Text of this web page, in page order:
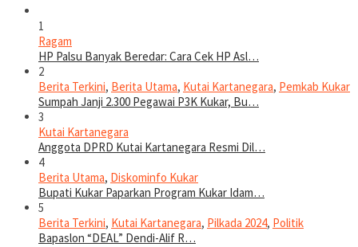
1
Ragam
HP Palsu Banyak Beredar: Cara Cek HP Asl…
2
Berita Terkini, Berita Utama, Kutai Kartanegara, Pemkab Kukar
Sumpah Janji 2.300 Pegawai P3K Kukar, Bu…
3
Kutai Kartanegara
Anggota DPRD Kutai Kartanegara Resmi Dil…
4
Berita Utama, Diskominfo Kukar
Bupati Kukar Paparkan Program Kukar Idam…
5
Berita Terkini, Kutai Kartanegara, Pilkada 2024, Politik
Bapaslon “DEAL” Dendi-Alif R…